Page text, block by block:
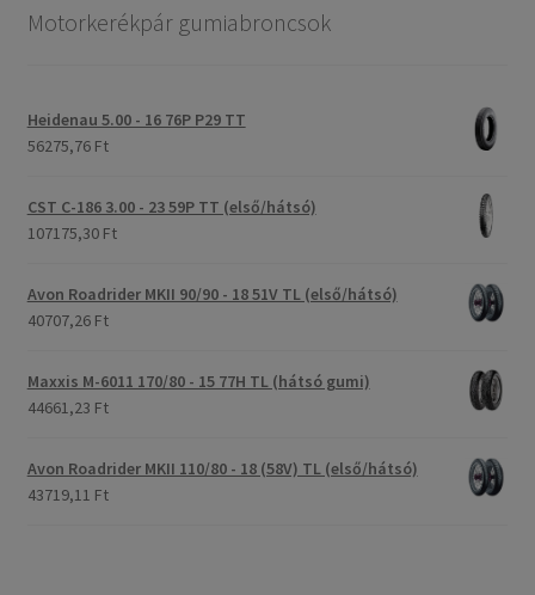
Motorkerékpár gumiabroncsok
Heidenau 5.00 - 16 76P P29 TT
56275,76 Ft
CST C-186 3.00 - 23 59P TT (első/hátsó)
107175,30 Ft
Avon Roadrider MKII 90/90 - 18 51V TL (első/hátsó)
40707,26 Ft
Maxxis M-6011 170/80 - 15 77H TL (hátsó gumi)
44661,23 Ft
Avon Roadrider MKII 110/80 - 18 (58V) TL (első/hátsó)
43719,11 Ft